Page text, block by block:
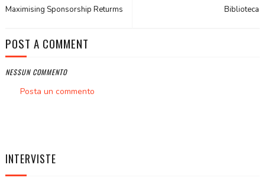
Biblioteca
Maximising Sponsorship Returms
POST A COMMENT
NESSUN COMMENTO
Posta un commento
INTERVISTE